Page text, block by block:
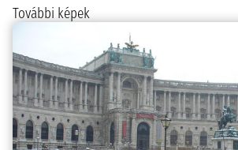
További képek